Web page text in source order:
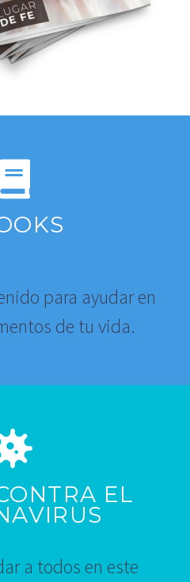
para ayudar en
de tu vida.
EL
a todos en este